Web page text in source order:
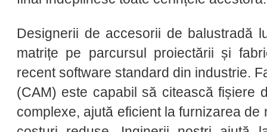
Designerii de accesorii de balustradă
matrițe pe parcursul proiectării și
recent software standard din industrie.
(CAM) este capabil să citească fișiere
complexe, ajută eficient la furnizarea